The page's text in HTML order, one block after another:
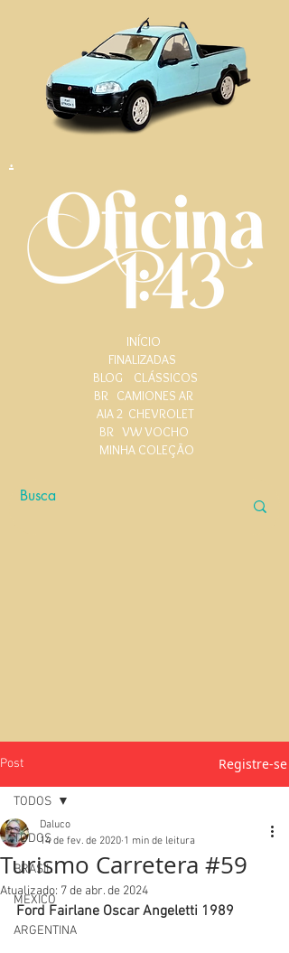
.
INÍCIO
FINALIZADAS
BLOG
CLÁSSICOS
BR CAMIONES AR
AIA 2 CHEVROLET
BR VW VOCHO
MINHA COLEÇÃO
Post Registre-se
TODOS
BRASIL
MEXICO
ARGENTINA
TODOS
Turismo Carretera #59
Daluco
14 de fev. de 2020 1 min de leitura
Atualizado: 7 de abr. de 2024
Ford Fairlane Oscar Angeletti 1989